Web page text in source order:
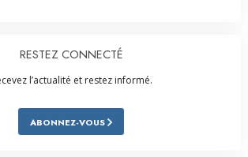
RESTEZ CONNECTÉ
l’actualité et restez informé.
ABONNEZ-VOUS